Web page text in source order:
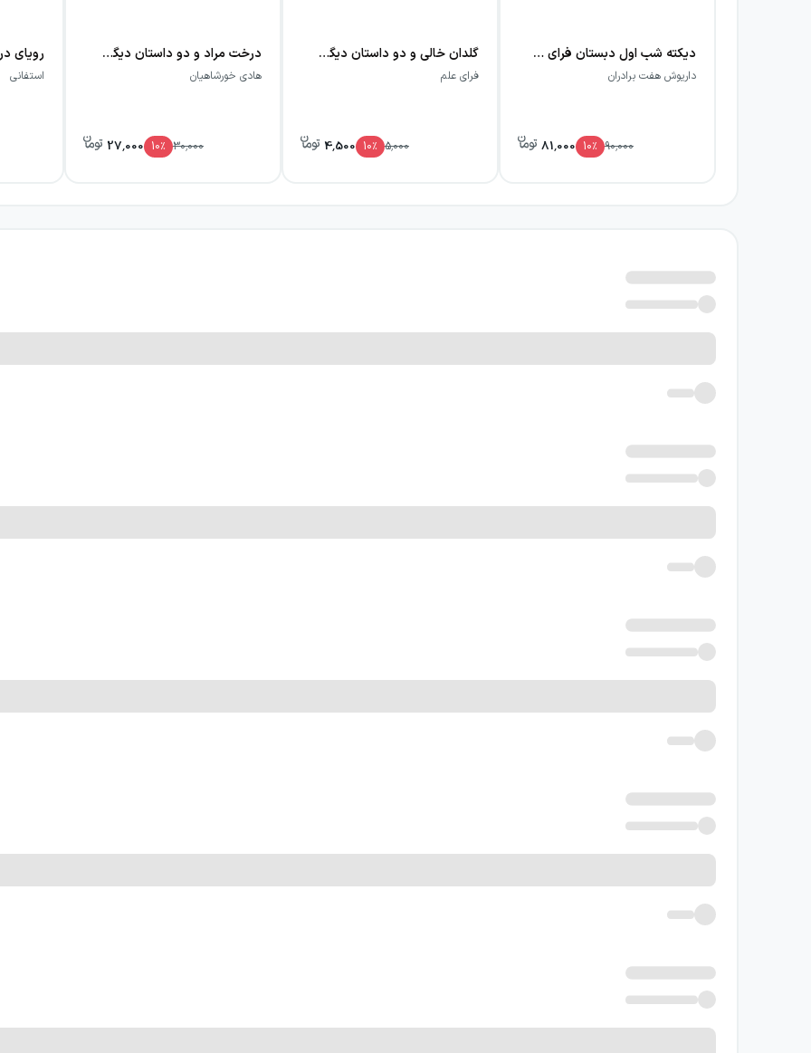
دیکته شب اول دبستان فرای علم
داریوش هفت برادران
90,000
10٪ 81,000
گلدان خالی و دو داستان دیگر (ترس- دو قرص نان)
فرای علم
5,000
10٪ 4,500
درخت مراد و دو داستان دیگر: صیاد و پادشاه
هادی خورشاهیان
30,000
10٪ 27,000
استفانی